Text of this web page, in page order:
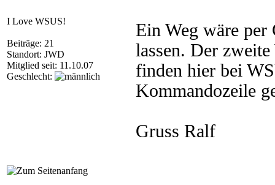
I Love WSUS!
Beiträge: 21
Standort: JWD
Mitglied seit: 11.10.07
Geschlecht:
Ein Weg wäre per
lassen. Der
finden hier bei
Kommandozeile
Gruss Ralf